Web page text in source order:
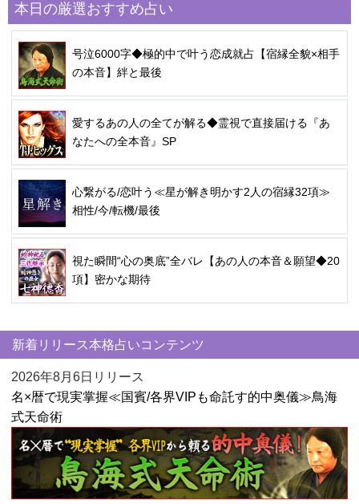
本日の厳選おすすめ占い
号泣6000字◆極的中で叶う恋成就占【宿縁全貌×相手
の本音】絆と最後
愛するあの人の全てが解る◆霊視で直接届ける『あ
なたへの全本音』SP
心繋がる/恋叶う≪星が解き明かす2人の宿縁32項≫
相性/今/転機/最後
視た瞬間“心の奥底”全バレ【あの人の本音＆願望◆20
項】密かな期待
新着リリース本格占いコンテンツ
2026年8月6日リリース
名×暦で現実掌握≪国賓/各界VIPも命託す的中奥儀≫鳥海
式天命術